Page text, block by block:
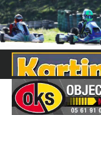
Skip
to
content